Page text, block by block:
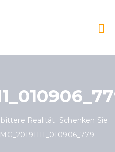
Realität: Schenken Sie